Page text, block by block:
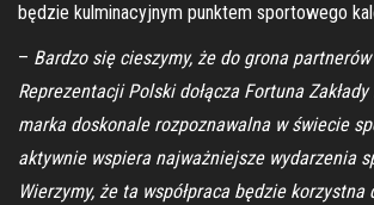
będzie kulminacyjnym punktem sportowego
– Bardzo się cieszymy, że do grona
Reprezentacji Polski dołącza Fortuna
marka doskonale rozpoznawalna w świecie
aktywnie wspiera najważniejsze wydarzenia
Wierzymy, że ta współpraca będzie